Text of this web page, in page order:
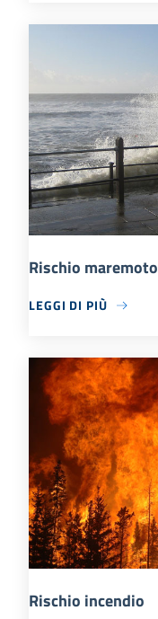
Rischio maremoto
LEGGI DI PIÙ
Rischio incendio